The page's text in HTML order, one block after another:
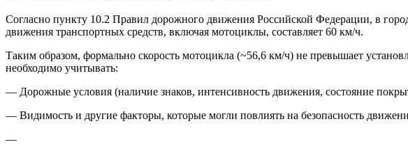
Согласно пункту 10.2 Правил дорожного движения Российской Федерации, в
движения транспортных средств, включая мотоциклы, составляет 60 км/ч.
Таким образом, формально скорость мотоцикла (~56,6 км/ч) не превышает
необходимо учитывать:
— Дорожные условия (наличие знаков, интенсивность движения, состояние
— Видимость и другие факторы, которые могли повлиять на безопасность
—